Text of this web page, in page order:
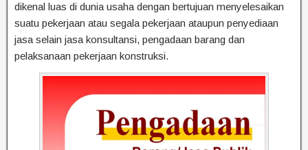
dikenal luas di dunia usaha dengan bertujuan menyelesaikan
suatu pekerjaan atau segala pekerjaan ataupun penyediaan
jasa selain jasa konsultansi, pengadaan barang dan
pelaksanaan pekerjaan konstruksi.